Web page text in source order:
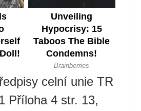
celní unie TR
Příloha 4 str. 13,